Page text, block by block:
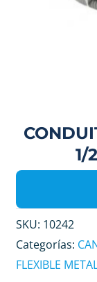
1/
SKU: 10242
Categorías:
FLEXIBLE